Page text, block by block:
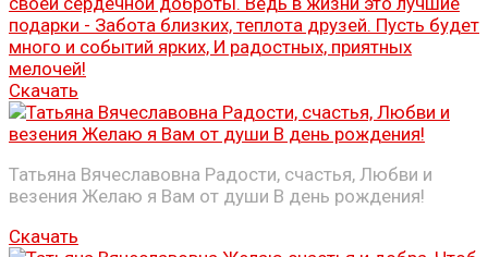
Скачать
Татьяна Вячеславовна Радости, счастья, Любви и
везения Желаю я Вам от души В день рождения!
Скачать